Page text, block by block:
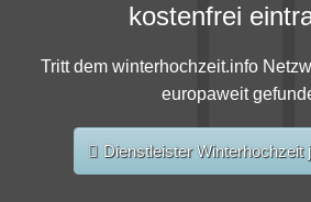
kostenfrei
Tritt dem winterhochzeit.info
europaweit
Dienstleister Winterhochzeit